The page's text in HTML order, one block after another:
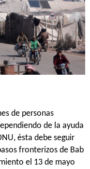
de personas
de la ayuda
ésta debe seguir
fronterizos de Bab
el 13 de mayo